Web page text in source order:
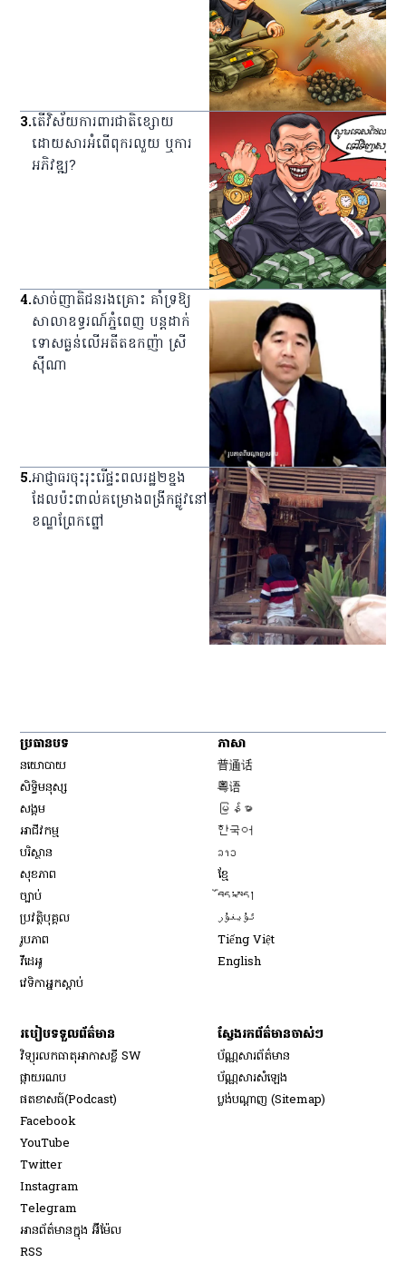
3.តើវិស័យការពារជាតិខ្សោយ
ដោយសារអំពើពុករលួយ ឬការ
អភិវឌ្ឍ?
4.សាច់ញាតិជនរងគ្រោះ គាំទ្រឱ្យ
សាលាឧទ្ធរណ៍ភ្នំពេញ បន្តដាក់
ទោសធ្ងន់លើអតីត​ឧកញ៉ា ស្រី
ស៊ីណា
5.អាជ្ញាធរ​ចុះ​រុះរើ​ផ្ទះ​ពលរដ្ឋ​២​ខ្នង​
ដែល​ប៉ះពាល់​គម្រោង​ពង្រីក​ផ្លូវ​នៅ​
ខណ្ឌ​ព្រែកព្នៅ
ប្រធានបទ
នយោបាយ
សិទ្ធិ​មនុស្ស
សង្គម
អាជីវកម្ម
បរិស្ថាន
សុខភាព
ច្បាប់
ប្រវត្តិបុគ្គល
រូបភាព
វីដេអូ
វេទិកា​អ្នក​ស្ដាប់
ភាសា
普通话
粤语
မြန်မာ
한국어
ລາວ
ខ្មែ
བོད་སྐད།
ئۇيغۇر
Tiếng Việt
English
របៀប​ទទួល​ព័ត៌មាន​
វិទ្យុ​រលក​ធាតុអាកាស​ខ្លី SW
​ផ្កាយ​រណប
​ផតខាសធ៍(Podcast)
Facebook
YouTube
Twitter
Instagram
Telegram
អានព័ត៌មានក្នុង អ៊ីម៉ែល
RSS
ស្វែងរកព័ត៌មានចាស់ៗ
ប័ណ្ណសារ​ព័ត៌មាន​
ប័ណ្ណសារ​សំឡេង
ប្លង់បណ្តាញ (Sitemap)